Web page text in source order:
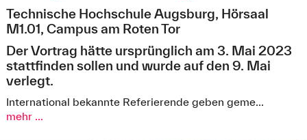
Technische Hochschule Augsburg, Hörsaal
M1.01, Campus am Roten Tor
Der Vortrag hätte ursprünglich am 3. Mai 2023
stattfinden sollen und wurde auf den 9. Mai
verlegt.
International bekannte Referierende geben geme...
mehr ...